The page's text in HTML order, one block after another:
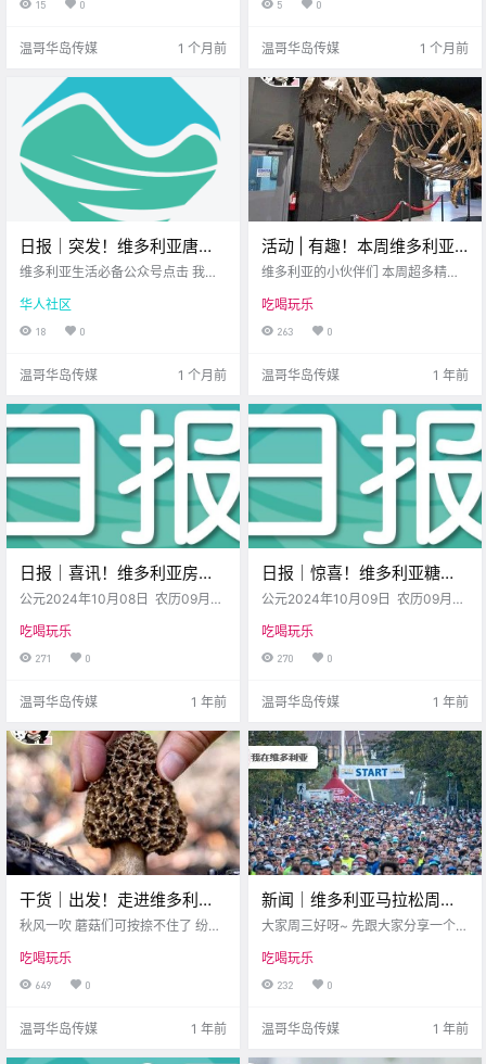
吧！ 周末高.
15 0
温哥华岛传媒 1 个月前
品？ 其实.
5 0
温哥华岛传媒 1 个月前
日报｜突发！维多利亚唐人
街谭公庙发生火灾！CRA出
款！
维多利亚生活必备公众号点击 我在
想一直在你身边您值得信赖的地产
经纪北美最大亚洲超市公元2026年
预报（.
华人社区
18 0
温哥华岛传媒 1 个月前
活动 | 有趣！本周维多利亚
有万圣节主题戏剧、蹦床游
维多利亚的小伙伴们 本周超多精彩
之余 放松心情、释放童心 以下是本
周 不可错过的5个活动 快来看看
吃喝玩乐
263 0
温哥华岛传媒 1 年前
日报｜喜讯！维多利亚房地
产市场趋于稳定！Sooke学
公元2024年10月08日 农历09月
黄历 > 维多利亚本周气象预报（华
吃喝玩乐
271 0
温哥华岛传媒 1 年前
日报｜惊喜！维多利亚糖果
店抽奖送Taylor Swift门票！
道！
公元2024年10月09日 农历09月
黄历 > 维多利亚本周气象预报（华
吃喝玩乐
270 0
温哥华岛传媒 1 年前
干货｜出发！走进维多利亚
的森林，开启秋日采蘑菇之
秋风一吹 蘑菇们可按捺不住了 纷纷
蘑菇季 快和博主一起 走进森林，拿
起小篮子 开始一场蘑菇大冒险吧！ I
吃喝玩乐
649 0
温哥华岛传媒 1 年前
新闻｜维多利亚马拉松周末
开跑，封路通知来了！
~
大家周三好呀~ 先跟大家分享一个
我超喜欢的那家韩餐店 Xin Korean
Restaurant 居然已经关门了！ 好可
吃喝玩乐
232 0
温哥华岛传媒 1 年前